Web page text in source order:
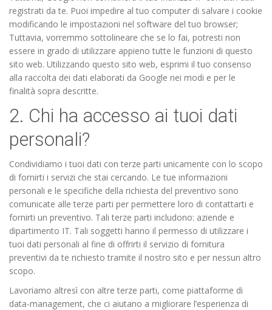
registrati da te. Puoi impedire al tuo computer di salvare i cookie
modificando le impostazioni nel software del tuo browser;
Tuttavia, vorremmo sottolineare che se lo fai, potresti non
essere in grado di utilizzare appieno tutte le funzioni di questo
sito web. Utilizzando questo sito web, esprimi il tuo consenso
alla raccolta dei dati elaborati da Google nei modi e per le
finalità sopra descritte.
2. Chi ha accesso ai tuoi dati
personali?
Condividiamo i tuoi dati con terze parti unicamente con lo scopo
di fornirti i servizi che stai cercando. Le tue informazioni
personali e le specifiche della richiesta del preventivo sono
comunicate alle terze parti per permettere loro di contattarti e
fornirti un preventivo. Tali terze parti includono: aziende e
dipartimento IT. Tali soggetti hanno il permesso di utilizzare i
tuoi dati personali al fine di offrirti il servizio di fornitura
preventivi da te richiesto tramite il nostro sito e per nessun altro
scopo.
Lavoriamo altresì con altre terze parti, come piattaforme di
data-management, che ci aiutano a migliorare l’esperienza di